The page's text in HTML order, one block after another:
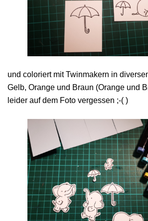
und coloriert mit Twinmakern in
Gelb, Orange und Braun (Orange und
leider auf dem Foto vergessen ;-( )